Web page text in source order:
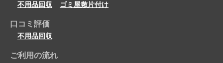
不用品回収 ゴミ屋敷片付け
口コミ評価
不用品回収
ご利用の流れ